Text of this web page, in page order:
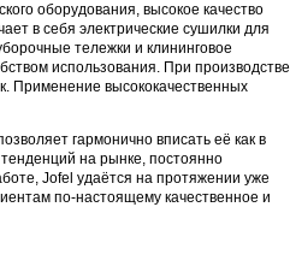
оборудования, высокое качество
в себя электрические сушилки для
тележки и клининговое
использования. При производстве
Применение высококачественных
гармонично вписать её как в
на рынке, постоянно
Jofel удаётся на протяжении уже
по-настоящему качественное и